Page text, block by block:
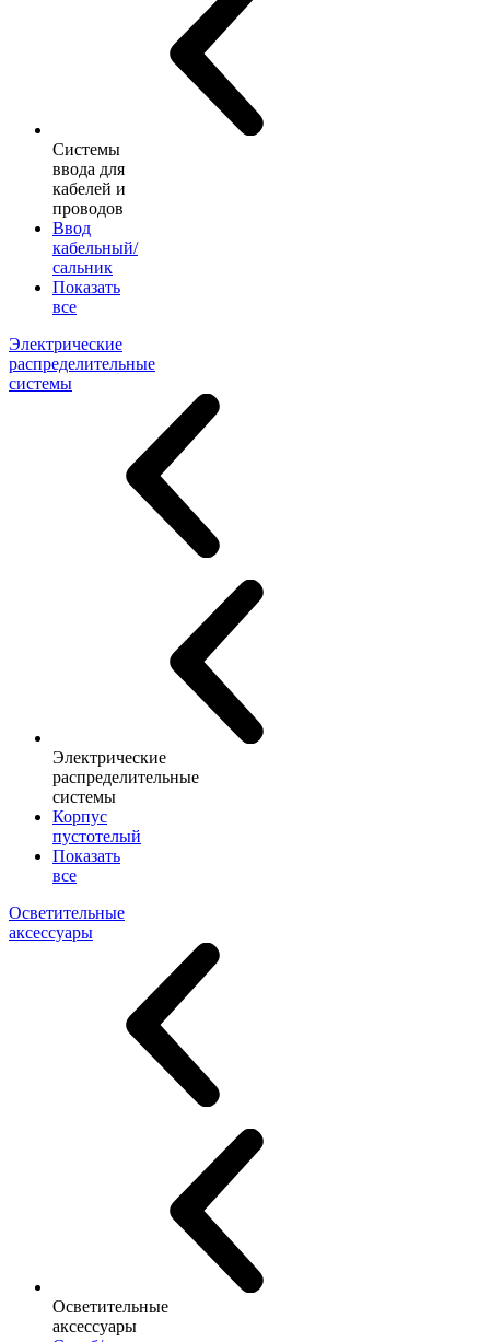
Системы
ввода для
кабелей и
проводов
Ввод
кабельный/
сальник
Показать
все
Электрические
распределительные
системы
Электрические
распределительные
системы
Корпус
пустотелый
Показать
все
Осветительные
аксессуары
Осветительные
аксессуары